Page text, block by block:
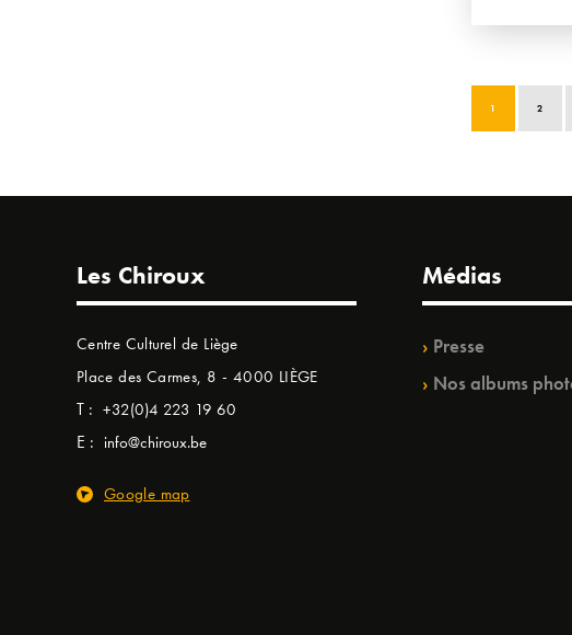
1 2
Les Chiroux
Centre Culturel de Liège
Place des Carmes, 8 - 4000 LIÈGE
T : +32(0)4 223 19 60
E : info@chiroux.be
Google map
Médias
Presse
Nos albums